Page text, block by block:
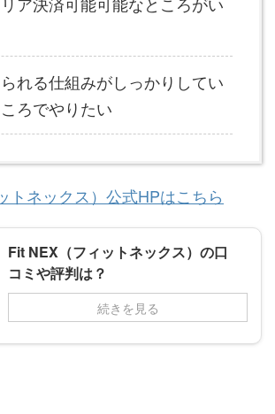
れる仕組みがしっかりしてい
ろでやりたい
トネックス）公式HPはこちら
Fit NEX（フィットネックス）の口
コミや評判は？
続きを見る